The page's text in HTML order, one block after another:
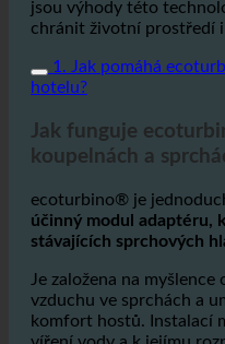
Tento článek vysvětluje,
jsou výhody této
chránit životní prostředí i
1. Jak pomáhá
hotelu?
koupelnách a
ecoturbino® je
účinný modul adaptéru,
stávajících sprchových
Je založena na